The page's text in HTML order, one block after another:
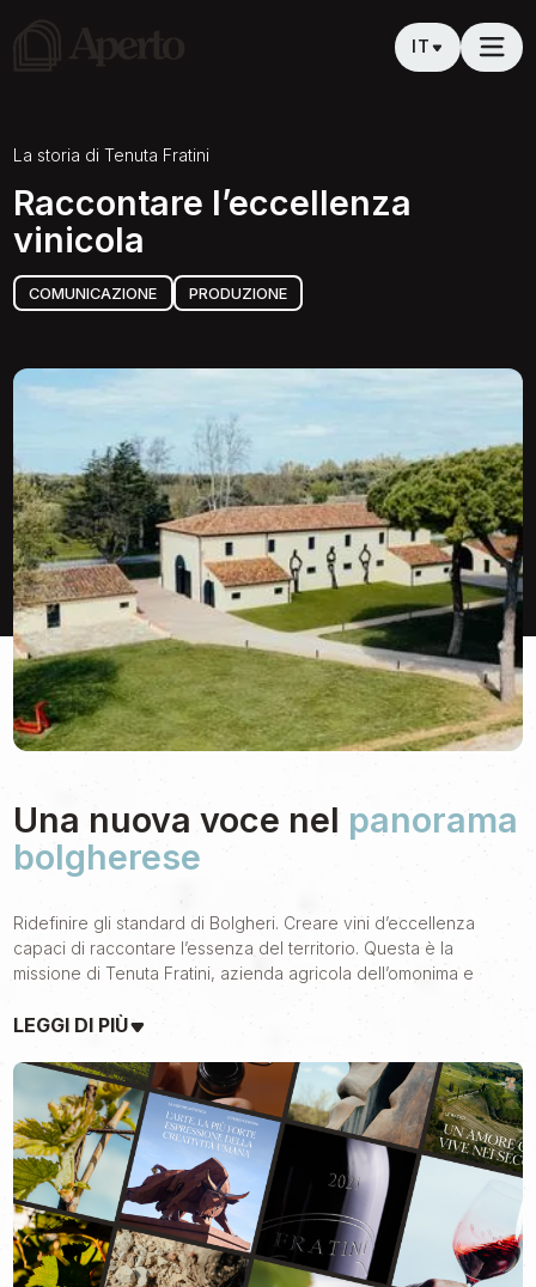
IT
La storia diTenuta Fratini
Raccontare l’eccellenza
vinicola
COMUNICAZIONE PRODUZIONE
Una nuova voce nel panorama
bolgherese
Ridefinire gli standard di Bolgheri. Creare vini d’eccellenza
capaci di raccontare l’essenza del territorio. Questa è la
missione di Tenuta Fratini, azienda agricola dell’omonima e
storica famiglia, che ha da poco iniziato un nuovo e ambizioso
viaggio.
Quando li abbiamo incontrati per la prima volta non abbiamo
potuto che rimanere ammaliati: non solo dalla bellezza della
tenuta ma, soprattutto, dalla visione e il sapere enologico
racchiuso nei loro vini, nati grazie a prestigiose collaborazioni
con alcune delle menti più brillanti del settore.
Il nostro percorso insieme è iniziato proprio durante i primi passi
del loro cammino, quando sentivano il forte desiderio di
raccontare questa nuova realtà vitivinicola, ma senza avere le
idee chiare su come farlo. Da lì è nato un viaggio condiviso,
LEGGI DI PIÙ